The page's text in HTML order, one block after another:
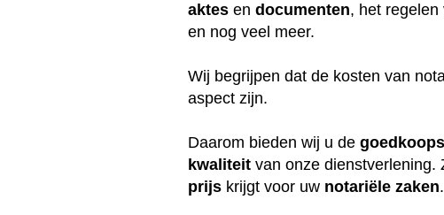
aktes endocumenten, het
en nog veel meer.
Wij begrijpen dat de kosten van
aspect zijn.
Daarom bieden wij u de
kwaliteit van onze dienstverlening.
prijs krijgt voor uw notariële zaken.